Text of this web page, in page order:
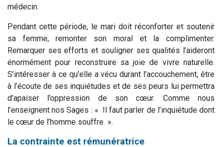
médecin.
Pendant cette période, le mari doit réconforter et soutenir
sa femme, remonter son moral et la complimenter.
Remarquer ses efforts et souligner ses qualités l’aideront
énormément pour reconstruire sa joie de vivre naturelle.
S’intéresser à ce qu’elle a vécu durant l’accouchement, être
à l’écoute de ses inquiétudes et de ses peurs lui permettra
d’apaiser l’oppression de son cœur. Comme nous
l’enseignent nos Sages : « Il faut parler de l’inquiétude dont
le cœur de l’homme souffre ».
La contrainte est rémunératrice